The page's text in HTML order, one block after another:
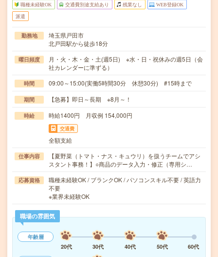
職種未経験OK 交通費別途支給あり 残業なし WEB登録OK
派遣
勤務地
埼玉県戸田市
北戸田駅から徒歩18分
曜日頻度
月・火・木・金・土(週5日) ※水・日・祝休みの週5日（会
社カレンダーに準ずる）
時間 09:00～15:00(実働5時間30分 休憩30分) #15時まで
期間 【急募】即日～長期 ※8月～！
時給 時給1400円 月収例 154,000円
交通費
全額支給
仕事内容
【夏野菜（トマト・ナス・キュウリ）を扱うチームでアシ
スタント事務！】○商品のデータ入力・修正（専用シ…
応募資格
職種未経験OK / ブランクOK / パソコンスキル不要 / 英語力
不要
※業界未経験OK
職場の雰囲気
年齢層
20代
30代 40代 50代
60代